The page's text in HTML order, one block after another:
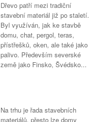
Dřevo patří mezi tradiční
stavební materiál již po staletí.
Byl využíván, jak ke stavbě
domu, chat, pergol, teras,
přístřešků, oken, ale také jako
palivo. Především severské
země jako Finsko, Švédsko...
Na trhu je řada stavebních
materiálů, přesto lze domy